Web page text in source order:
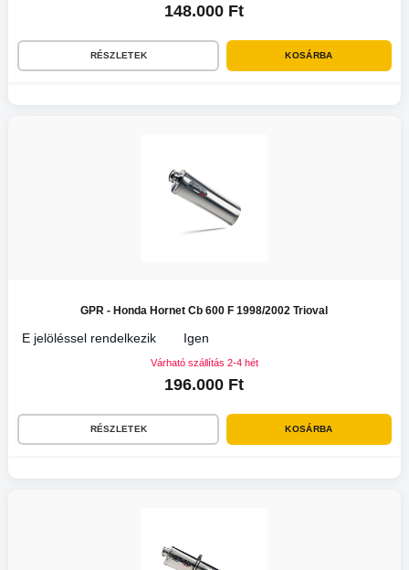
148.000 Ft
RÉSZLETEK KOSÁRBA
GPR - Honda Hornet Cb 600 F 1998/2002 Trioval
E jelöléssel rendelkezik Igen
Várható szállítás 2-4 hét
196.000 Ft
RÉSZLETEK KOSÁRBA